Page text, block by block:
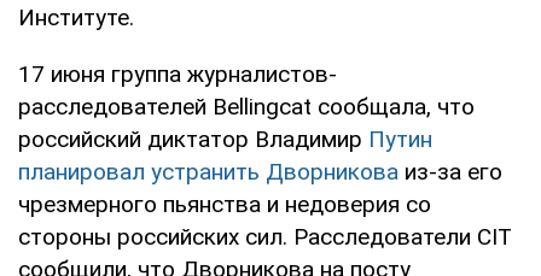
Институте.
17 июня группа журналистов-
расследователей Bellingcat сообщала, что
российский диктатор Владимир Путин
планировал устранить Дворникова из-за его
чрезмерного пьянства и недоверия со
стороны российских сил. Расследователи CIT
сообщили, что Дворникова на посту